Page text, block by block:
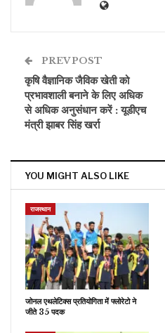
PREV POST
कृषि वैज्ञानिक जैविक खेती को
प्रभावशाली बनाने के लिए अधिक
से अधिक अनुसंधान करें : यूडीएच
मंत्री झाबर सिंह खर्रा
YOU MIGHT ALSO LIKE
राजस्थान
जोनल एथलेटिक्स प्रतियोगिता में फ्लोरेटो ने
जीते 35 पदक